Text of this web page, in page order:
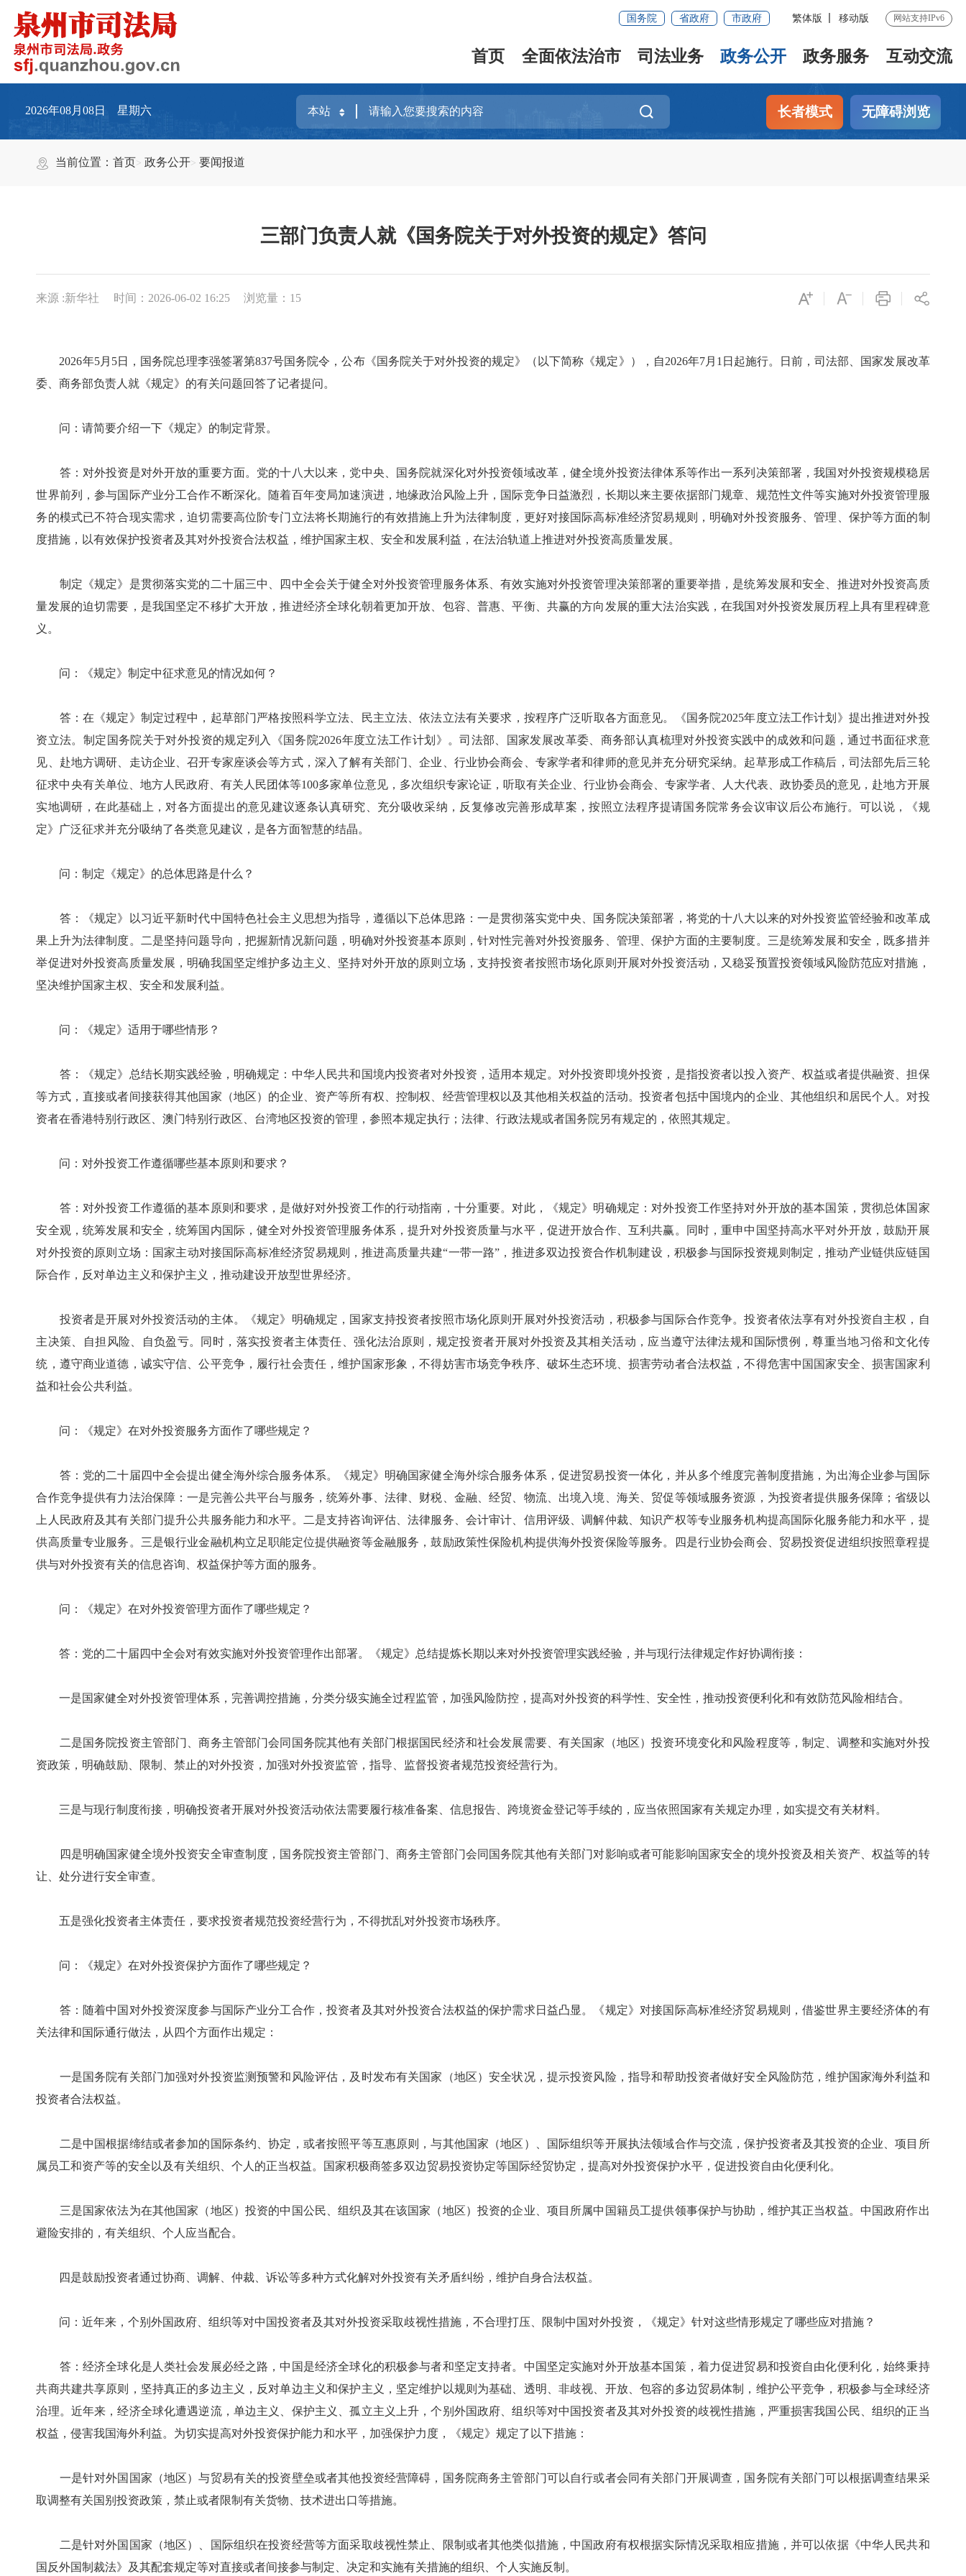
国务院 省政府 市政府 繁体版 移动版 网站支持IPv6
首页 全面依法治市 司法业务 政务公开 政务服务 互动交流
2026年08月08日 星期六 长者模式 无障碍浏览
当前位置：首页 政务公开 要闻报道
三部门负责人就《国务院关于对外投资的规定》答问
来源 :新华社 时间：2026-06-02 16:25 浏览量： 15
2026年5月5日，国务院总理李强签署第837号国务院令，公布《国务院关于对外投资的规定》（以下简称《规定》），自2026年7月1日起施行。日前，司法部、国家发展改革
委、商务部负责人就《规定》的有关问题回答了记者提问。
问：请简要介绍一下《规定》的制定背景。
答：对外投资是对外开放的重要方面。党的十八大以来，党中央、国务院就深化对外投资领域改革，健全境外投资法律体系等作出一系列决策部署，我国对外投资规模稳居
世界前列，参与国际产业分工合作不断深化。随着百年变局加速演进，地缘政治风险上升，国际竞争日益激烈，长期以来主要依据部门规章、规范性文件等实施对外投资管理服
务的模式已不符合现实需求，迫切需要高位阶专门立法将长期施行的有效措施上升为法律制度，更好对接国际高标准经济贸易规则，明确对外投资服务、管理、保护等方面的制
度措施，以有效保护投资者及其对外投资合法权益，维护国家主权、安全和发展利益，在法治轨道上推进对外投资高质量发展。
制定《规定》是贯彻落实党的二十届三中、四中全会关于健全对外投资管理服务体系、有效实施对外投资管理决策部署的重要举措，是统筹发展和安全、推进对外投资高质
量发展的迫切需要，是我国坚定不移扩大开放，推进经济全球化朝着更加开放、包容、普惠、平衡、共赢的方向发展的重大法治实践，在我国对外投资发展历程上具有里程碑意
义。
问：《规定》制定中征求意见的情况如何？
答：在《规定》制定过程中，起草部门严格按照科学立法、民主立法、依法立法有关要求，按程序广泛听取各方面意见。《国务院2025年度立法工作计划》提出推进对外投
资立法。制定国务院关于对外投资的规定列入《国务院2026年度立法工作计划》。司法部、国家发展改革委、商务部认真梳理对外投资实践中的成效和问题，通过书面征求意
见、赴地方调研、走访企业、召开专家座谈会等方式，深入了解有关部门、企业、行业协会商会、专家学者和律师的意见并充分研究采纳。起草形成工作稿后，司法部先后三轮
征求中央有关单位、地方人民政府、有关人民团体等100多家单位意见，多次组织专家论证，听取有关企业、行业协会商会、专家学者、人大代表、政协委员的意见，赴地方开展
实地调研，在此基础上，对各方面提出的意见建议逐条认真研究、充分吸收采纳，反复修改完善形成草案，按照立法程序提请国务院常务会议审议后公布施行。可以说，《规
定》广泛征求并充分吸纳了各类意见建议，是各方面智慧的结晶。
问：制定《规定》的总体思路是什么？
答：《规定》以习近平新时代中国特色社会主义思想为指导，遵循以下总体思路：一是贯彻落实党中央、国务院决策部署，将党的十八大以来的对外投资监管经验和改革成
果上升为法律制度。二是坚持问题导向，把握新情况新问题，明确对外投资基本原则，针对性完善对外投资服务、管理、保护方面的主要制度。三是统筹发展和安全，既多措并
举促进对外投资高质量发展，明确我国坚定维护多边主义、坚持对外开放的原则立场，支持投资者按照市场化原则开展对外投资活动，又稳妥预置投资领域风险防范应对措施，
坚决维护国家主权、安全和发展利益。
问：《规定》适用于哪些情形？
答：《规定》总结长期实践经验，明确规定：中华人民共和国境内投资者对外投资，适用本规定。对外投资即境外投资，是指投资者以投入资产、权益或者提供融资、担保
等方式，直接或者间接获得其他国家（地区）的企业、资产等所有权、控制权、经营管理权以及其他相关权益的活动。投资者包括中国境内的企业、其他组织和居民个人。对投
资者在香港特别行政区、澳门特别行政区、台湾地区投资的管理，参照本规定执行；法律、行政法规或者国务院另有规定的，依照其规定。
问：对外投资工作遵循哪些基本原则和要求？
答：对外投资工作遵循的基本原则和要求，是做好对外投资工作的行动指南，十分重要。对此，《规定》明确规定：对外投资工作坚持对外开放的基本国策，贯彻总体国家
安全观，统筹发展和安全，统筹国内国际，健全对外投资管理服务体系，提升对外投资质量与水平，促进开放合作、互利共赢。同时，重申中国坚持高水平对外开放，鼓励开展
对外投资的原则立场：国家主动对接国际高标准经济贸易规则，推进高质量共建“一带一路”，推进多双边投资合作机制建设，积极参与国际投资规则制定，推动产业链供应链国
际合作，反对单边主义和保护主义，推动建设开放型世界经济。
投资者是开展对外投资活动的主体。《规定》明确规定，国家支持投资者按照市场化原则开展对外投资活动，积极参与国际合作竞争。投资者依法享有对外投资自主权，自
主决策、自担风险、自负盈亏。同时，落实投资者主体责任、强化法治原则，规定投资者开展对外投资及其相关活动，应当遵守法律法规和国际惯例，尊重当地习俗和文化传
统，遵守商业道德，诚实守信、公平竞争，履行社会责任，维护国家形象，不得妨害市场竞争秩序、破坏生态环境、损害劳动者合法权益，不得危害中国国家安全、损害国家利
益和社会公共利益。
问：《规定》在对外投资服务方面作了哪些规定？
答：党的二十届四中全会提出健全海外综合服务体系。《规定》明确国家健全海外综合服务体系，促进贸易投资一体化，并从多个维度完善制度措施，为出海企业参与国际
合作竞争提供有力法治保障：一是完善公共平台与服务，统筹外事、法律、财税、金融、经贸、物流、出境入境、海关、贸促等领域服务资源，为投资者提供服务保障；省级以
上人民政府及其有关部门提升公共服务能力和水平。二是支持咨询评估、法律服务、会计审计、信用评级、调解仲裁、知识产权等专业服务机构提高国际化服务能力和水平，提
供高质量专业服务。三是银行业金融机构立足职能定位提供融资等金融服务，鼓励政策性保险机构提供海外投资保险等服务。四是行业协会商会、贸易投资促进组织按照章程提
供与对外投资有关的信息咨询、权益保护等方面的服务。
问：《规定》在对外投资管理方面作了哪些规定？
答：党的二十届四中全会对有效实施对外投资管理作出部署。《规定》总结提炼长期以来对外投资管理实践经验，并与现行法律规定作好协调衔接：
一是国家健全对外投资管理体系，完善调控措施，分类分级实施全过程监管，加强风险防控，提高对外投资的科学性、安全性，推动投资便利化和有效防范风险相结合。
二是国务院投资主管部门、商务主管部门会同国务院其他有关部门根据国民经济和社会发展需要、有关国家（地区）投资环境变化和风险程度等，制定、调整和实施对外投
资政策，明确鼓励、限制、禁止的对外投资，加强对外投资监管，指导、监督投资者规范投资经营行为。
三是与现行制度衔接，明确投资者开展对外投资活动依法需要履行核准备案、信息报告、跨境资金登记等手续的，应当依照国家有关规定办理，如实提交有关材料。
四是明确国家健全境外投资安全审查制度，国务院投资主管部门、商务主管部门会同国务院其他有关部门对影响或者可能影响国家安全的境外投资及相关资产、权益等的转
让、处分进行安全审查。
五是强化投资者主体责任，要求投资者规范投资经营行为，不得扰乱对外投资市场秩序。
问：《规定》在对外投资保护方面作了哪些规定？
答：随着中国对外投资深度参与国际产业分工合作，投资者及其对外投资合法权益的保护需求日益凸显。《规定》对接国际高标准经济贸易规则，借鉴世界主要经济体的有
关法律和国际通行做法，从四个方面作出规定：
一是国务院有关部门加强对外投资监测预警和风险评估，及时发布有关国家（地区）安全状况，提示投资风险，指导和帮助投资者做好安全风险防范，维护国家海外利益和
投资者合法权益。
二是中国根据缔结或者参加的国际条约、协定，或者按照平等互惠原则，与其他国家（地区）、国际组织等开展执法领域合作与交流，保护投资者及其投资的企业、项目所
属员工和资产等的安全以及有关组织、个人的正当权益。国家积极商签多双边贸易投资协定等国际经贸协定，提高对外投资保护水平，促进投资自由化便利化。
三是国家依法为在其他国家（地区）投资的中国公民、组织及其在该国家（地区）投资的企业、项目所属中国籍员工提供领事保护与协助，维护其正当权益。中国政府作出
避险安排的，有关组织、个人应当配合。
四是鼓励投资者通过协商、调解、仲裁、诉讼等多种方式化解对外投资有关矛盾纠纷，维护自身合法权益。
问：近年来，个别外国政府、组织等对中国投资者及其对外投资采取歧视性措施，不合理打压、限制中国对外投资，《规定》针对这些情形规定了哪些应对措施？
答：经济全球化是人类社会发展必经之路，中国是经济全球化的积极参与者和坚定支持者。中国坚定实施对外开放基本国策，着力促进贸易和投资自由化便利化，始终秉持
共商共建共享原则，坚持真正的多边主义，反对单边主义和保护主义，坚定维护以规则为基础、透明、非歧视、开放、包容的多边贸易体制，维护公平竞争，积极参与全球经济
治理。近年来，经济全球化遭遇逆流，单边主义、保护主义、孤立主义上升，个别外国政府、组织等对中国投资者及其对外投资的歧视性措施，严重损害我国公民、组织的正当
权益，侵害我国海外利益。为切实提高对外投资保护能力和水平，加强保护力度，《规定》规定了以下措施：
一是针对外国国家（地区）与贸易有关的投资壁垒或者其他投资经营障碍，国务院商务主管部门可以自行或者会同有关部门开展调查，国务院有关部门可以根据调查结果采
取调整有关国别投资政策，禁止或者限制有关货物、技术进出口等措施。
二是针对外国国家（地区）、国际组织在投资经营等方面采取歧视性禁止、限制或者其他类似措施，中国政府有权根据实际情况采取相应措施，并可以依据《中华人民共和
国反外国制裁法》及其配套规定等对直接或者间接参与制定、决定和实施有关措施的组织、个人实施反制。